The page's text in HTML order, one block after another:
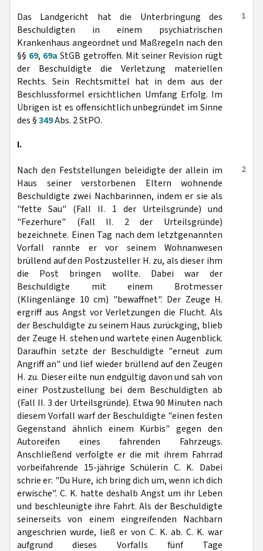
1
Das Landgericht hat die Unterbringung des
Beschuldigten in einem psychiatrischen
Krankenhaus angeordnet und Maßregeln nach den
§§ 69, 69a StGB getroffen. Mit seiner Revision rügt
der Beschuldigte die Verletzung materiellen
Rechts. Sein Rechtsmittel hat in dem aus der
Beschlussformel ersichtlichen Umfang Erfolg. Im
Übrigen ist es offensichtlich unbegründet im Sinne
des §349Abs. 2 StPO.
I.
2
Nach den Feststellungen beleidigte der allein im
Haus seiner verstorbenen Eltern wohnende
Beschuldigte zwei Nachbarinnen, indem er sie als
"fette Sau" (Fall II. 1 der Urteilsgründe) und
"Fezerhure" (Fall II. 2 der Urteilsgründe)
bezeichnete. Einen Tag nach dem letztgenannten
Vorfall rannte er vor seinem Wohnanwesen
brüllend auf den Postzusteller H. zu, als dieser ihm
die Post bringen wollte. Dabei war der
Beschuldigte mit einem Brotmesser
(Klingenlänge 10 cm) "bewaffnet". Der Zeuge H.
ergriff aus Angst vor Verletzungen die Flucht. Als
der Beschuldigte zu seinem Haus zurückging, blieb
der Zeuge H. stehen und wartete einen Augenblick.
Daraufhin setzte der Beschuldigte "erneut zum
Angriff an" und lief wieder brüllend auf den Zeugen
H. zu. Dieser eilte nun endgültig davon und sah von
einer Postzustellung bei dem Beschuldigten ab
(Fall II. 3 der Urteilsgründe). Etwa 90 Minuten nach
diesem Vorfall warf der Beschuldigte "einen festen
Gegenstand ähnlich einem Kürbis" gegen den
Autoreifen eines fahrenden Fahrzeugs.
Anschließend verfolgte er die mit ihrem Fahrrad
vorbeifahrende 15-jährige Schülerin C. K. Dabei
schrie er: "Du Hure, ich bring dich um, wenn ich dich
erwische". C. K. hatte deshalb Angst um ihr Leben
und beschleunigte ihre Fahrt. Als der Beschuldigte
seinerseits von einem eingreifenden Nachbarn
angeschrien wurde, ließ er von C. K. ab. C. K. war
aufgrund dieses Vorfalls fünf Tage